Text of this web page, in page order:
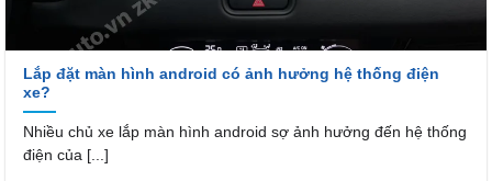
Lắp đặt màn hình android có ảnh hưởng hệ thống điện
xe?
Nhiều chủ xe lắp màn hình android sợ ảnh hưởng đến hệ thống
điện của [...]